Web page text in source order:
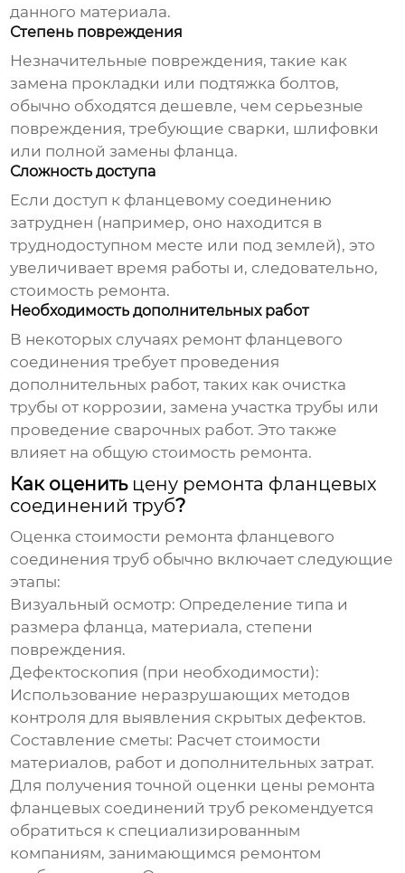
данного материала.
Степень повреждения
Незначительные повреждения, такие как
замена прокладки или подтяжка болтов,
обычно обходятся дешевле, чем серьезные
повреждения, требующие сварки, шлифовки
или полной замены фланца.
Сложность доступа
Если доступ к фланцевому соединению
затруднен (например, оно находится в
труднодоступном месте или под землей), это
увеличивает время работы и, следовательно,
стоимость ремонта.
Необходимость дополнительных работ
В некоторых случаях ремонт фланцевого
соединения требует проведения
дополнительных работ, таких как очистка
трубы от коррозии, замена участка трубы или
проведение сварочных работ. Это также
влияет на общую стоимость ремонта.
Как оценить цену ремонта фланцевых
соединений труб?
Оценка стоимости ремонта фланцевого
соединения труб обычно включает следующие
этапы:
Визуальный осмотр: Определение типа и
размера фланца, материала, степени
повреждения.
Дефектоскопия (при необходимости):
Использование неразрушающих методов
контроля для выявления скрытых дефектов.
Составление сметы: Расчет стоимости
материалов, работ и дополнительных затрат.
Для получения точной оценки цены ремонта
фланцевых соединений труб рекомендуется
обратиться к специализированным
компаниям, занимающимся ремонтом